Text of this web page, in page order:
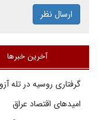
ارسال نظر
آخرین خبرها
گرفتاری روسیه در تله
امیدهای اقتصاد عراق